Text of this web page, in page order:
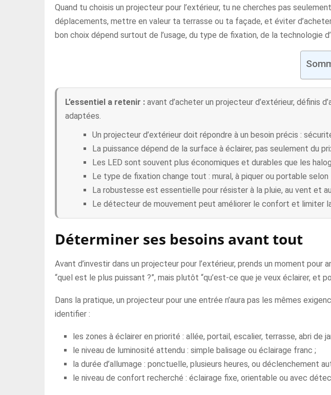
Quand tu choisis un projecteur pour l’extérieur, tu ne cherches pas
déplacements, mettre en valeur ta terrasse ou ta façade, et éviter
bon choix dépend surtout de l’usage, du type de fixation, de la technologie
L’essentiel a retenir : avant d’acheter un projecteur d’extérieur, définis
adaptées.
Un projecteur d’extérieur doit répondre à un besoin précis :
La puissance dépend de la surface à éclairer, pas seulement du
Les LED sont souvent plus économiques et durables que les
Le type de fixation change tout : mural, à piquer ou portable selon
La robustesse est essentielle pour résister à la pluie, au vent et
Le détecteur de mouvement peut améliorer le confort et limiter
Déterminer ses besoins avant tout
Avant d’investir dans un projecteur pour l’extérieur, prends un moment
“quel est le plus puissant ?”, mais plutôt “qu’est-ce que je veux éclairer, et
Dans la pratique, un projecteur pour une entrée n’aura pas les mêmes
identifier :
les zones à éclairer en priorité : allée, portail, escalier, terrasse, abri de
le niveau de luminosité attendu : simple balisage ou éclairage franc ;
la durée d’allumage : ponctuelle, plusieurs heures, ou déclenchement
le niveau de confort recherché : éclairage fixe, orientable ou avec